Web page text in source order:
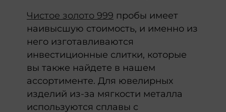
Чистое золото 999 пробы имеет
наивысшую стоимость, и именно из
него изготавливаются
инвестиционные слитки, которые
вы также найдете в нашем
ассортименте. Для ювелирных
изделий из-за мягкости металла
используются сплавы с